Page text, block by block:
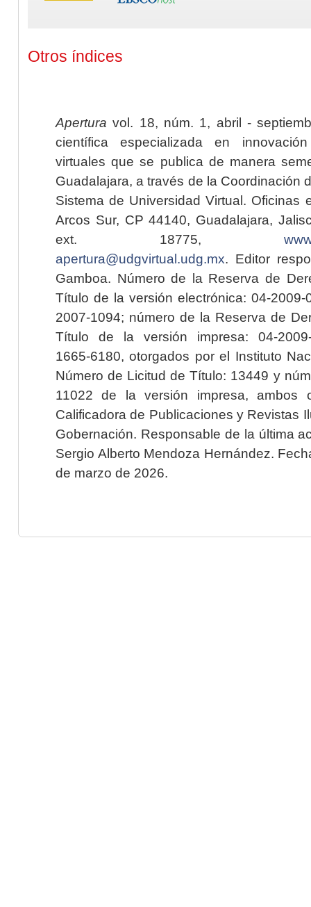
Otros índices
Apertura vol. 18, núm. 1, abril -
científica especializada en
virtuales que se publica de manera
Guadalajara, a través de la Coordinación
Sistema de Universidad Virtual. Oficinas
Arcos Sur, CP 44140, Guadalajara,
ext. 18775,
apertura@udgvirtual.udg.mx. Editor
Gamboa. Número de la Reserva de
Título de la versión electrónica: 04-2009-
2007-1094; número de la Reserva de
Título de la versión impresa: 04-2009-
1665-6180, otorgados por el Instituto
Número de Licitud de Título: 13449 y
11022 de la versión impresa, ambos
Calificadora de Publicaciones y Revistas
Gobernación. Responsable de la última
Sergio Alberto Mendoza Hernández.
de marzo de 2026.